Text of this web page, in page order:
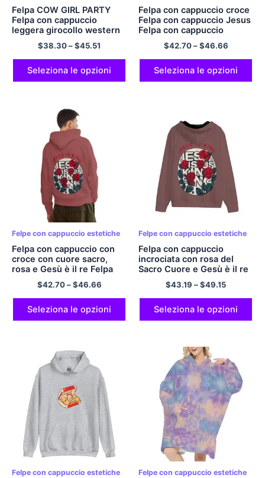
Felpa COW GIRL PARTY
Felpa con cappuccio
leggera girocollo western
$38.30–$45.51
Seleziona le opzioni
Felpa con cappuccio croce
Felpa con cappuccio Jesus
Felpa con cappuccio
essenziale per tutti Felpa
con cappuccio vuota
JESUS ​​THE KINGS Felpa
con cappuccio Felpa con
cappuccio casual in
$42.70–$46.66
Seleziona le opzioni
Felpe con cappuccio estetiche
Felpa con cappuccio con
croce con cuore sacro,
rosa e Gesù è il re Felpa
con cappuccio taglia EU
Felpa con cappuccio
estetica oversize per
uomo e donna Felpa con
cappuccio in poliestere
$42.70–$46.66
Seleziona le opzioni
Felpe con cappuccio estetiche
Felpa con cappuccio
incrociata con rosa del
Sacro Cuore e Gesù è il re
Felpa con cappuccio con
zip per uomo e donna
Felpa con cappuccio in
poliestere estetico
$43.19 –$49.15
Seleziona le opzioni
Felpe con cappuccio estetiche Felpe con cappuccio estetiche